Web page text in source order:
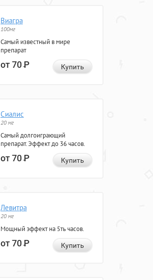
Виагра
100мг
Самый известный в мире
препарат
от 70Р Купить
Сиалис
20 мг
Самый долгоиграющий
препарат. Эффект до 36 часов.
от 70Р Купить
Левитра
20 мг
Мощный эффект на 5ть часов.
от 70Р Купить